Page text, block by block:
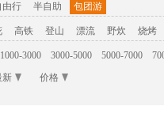
由行 半自助 包团游
高铁 登山 漂流 野炊 烧烤
1000-3000 3000-5000 5000-7000
新 价格